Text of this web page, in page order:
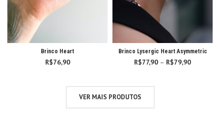
Brinco Heart
R$76,90
Brinco Lysergic Heart Asymmetric
R$77,90 – R$79,90
VER MAIS PRODUTOS